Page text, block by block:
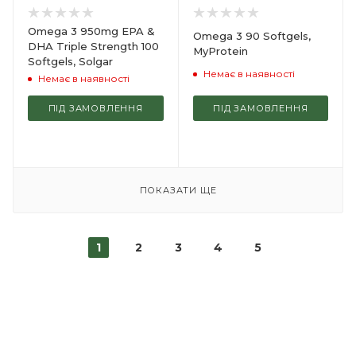
Omega 3 950mg EPA &
DHA Triple Strength 100
Softgels, Solgar
Немає в наявності
ПІД ЗАМОВЛЕННЯ
Omega 3 90 Softgels,
MyProtein
Немає в наявності
ПІД ЗАМОВЛЕННЯ
ПОКАЗАТИ ЩЕ
1 2 3 4 5